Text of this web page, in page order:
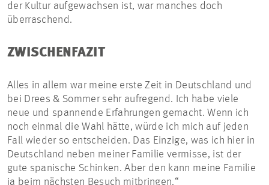
der Kultur aufgewachsen ist, war manches doch
überraschend.
ZWISCHENFAZIT
Alles in allem war meine erste Zeit in Deutschland und
bei Drees & Sommer sehr aufregend. Ich habe viele
neue und spannende Erfahrungen gemacht. Wenn ich
noch einmal die Wahl hätte, würde ich mich auf jeden
Fall wieder so entscheiden. Das Einzige, was ich hier in
Deutschland neben meiner Familie vermisse, ist der
gute spanische Schinken. Aber den kann meine Familie
ja beim nächsten Besuch mitbringen.“